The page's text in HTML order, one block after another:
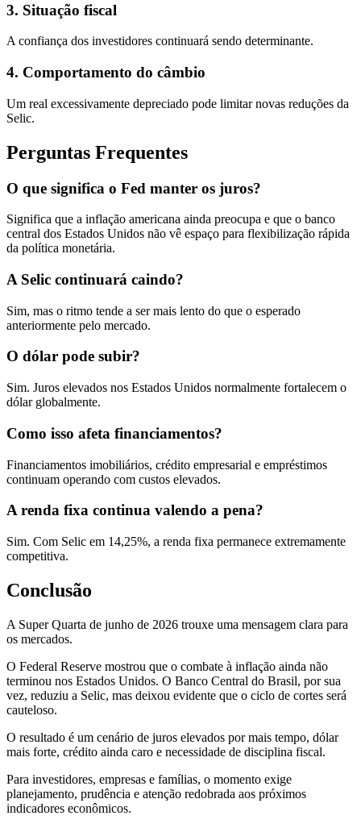
3. Situação fiscal
A confiança dos investidores continuará sendo determinante.
4. Comportamento do câmbio
Um real excessivamente depreciado pode limitar novas reduções da
Selic.
Perguntas Frequentes
O que significa o Fed manter os juros?
Significa que a inflação americana ainda preocupa e que o banco
central dos Estados Unidos não vê espaço para flexibilização rápida
da política monetária.
A Selic continuará caindo?
Sim, mas o ritmo tende a ser mais lento do que o esperado
anteriormente pelo mercado.
O dólar pode subir?
Sim. Juros elevados nos Estados Unidos normalmente fortalecem o
dólar globalmente.
Como isso afeta financiamentos?
Financiamentos imobiliários, crédito empresarial e empréstimos
continuam operando com custos elevados.
A renda fixa continua valendo a pena?
Sim. Com Selic em 14,25%, a renda fixa permanece extremamente
competitiva.
Conclusão
A Super Quarta de junho de 2026 trouxe uma mensagem clara para
os mercados.
O Federal Reserve mostrou que o combate à inflação ainda não
terminou nos Estados Unidos. O Banco Central do Brasil, por sua
vez, reduziu a Selic, mas deixou evidente que o ciclo de cortes será
cauteloso.
O resultado é um cenário de juros elevados por mais tempo, dólar
mais forte, crédito ainda caro e necessidade de disciplina fiscal.
Para investidores, empresas e famílias, o momento exige
planejamento, prudência e atenção redobrada aos próximos
indicadores econômicos.